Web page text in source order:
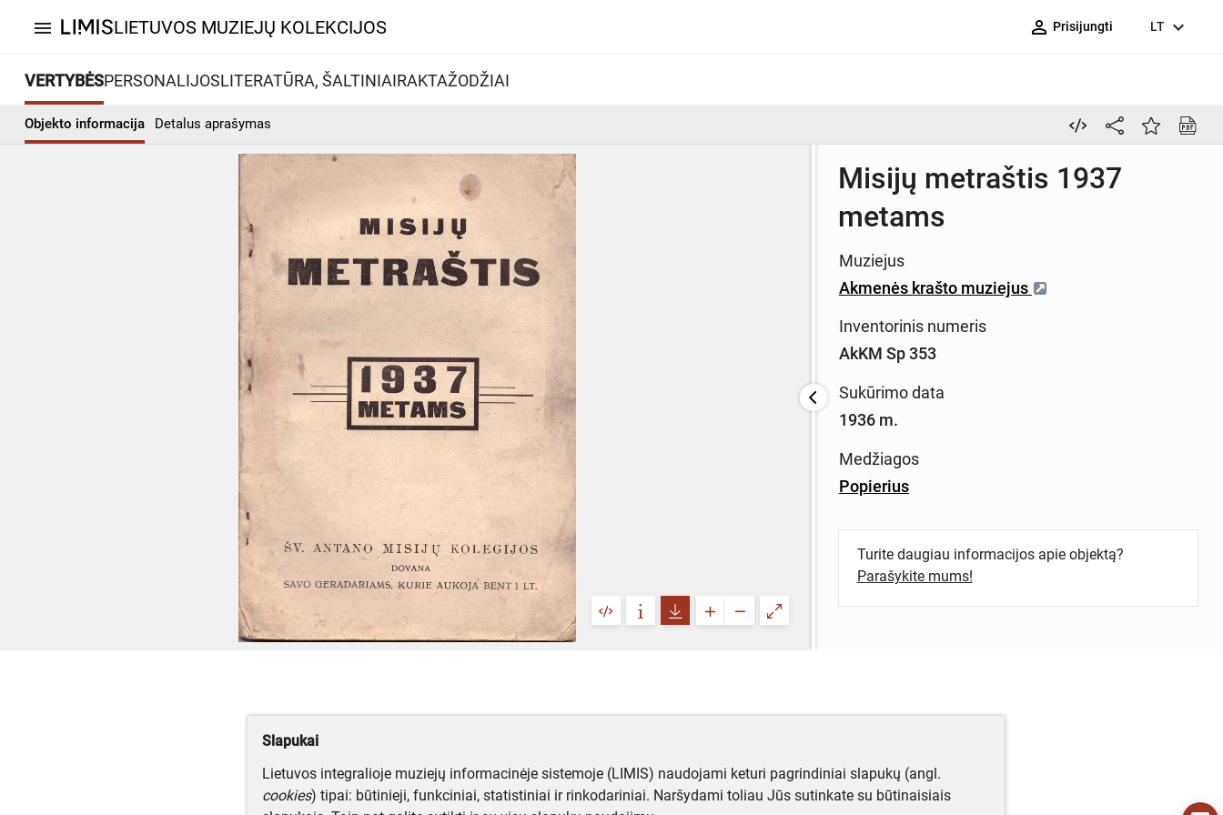
menu LIETUVOS MUZIEJŲ KOLEKCIJOS person_outline Prisijungti LT expand_more
VERTYBĖSPERSONALIJOSLITERATŪRA, ŠALTINIAIRAKTAŽODŽIAI
Objekto informacija Detalus aprašymas
Misijų metraštis 1937
metams
Muziejus
Akmenės krašto muziejus
Inventorinis numeris
AkKM Sp 353
Sukūrimo data
1936 m.
Medžiagos
Popierius
Turite daugiau informacijos apie objektą?
Parašykite mums!
Slapukai
Lietuvos integralioje muziejų informacinėje sistemoje (LIMIS) naudojami keturi pagrindiniai slapukų (angl.
cookies) tipai: būtinieji, funkciniai, statistiniai ir rinkodariniai. Naršydami toliau Jūs sutinkate su būtinaisiais